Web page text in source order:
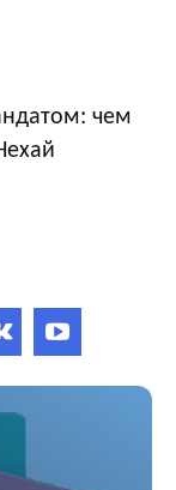
чем